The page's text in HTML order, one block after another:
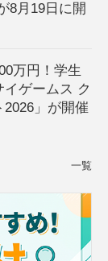
8月19日に開
万円！学生
ゲームス ク
2026」が開催
一覧